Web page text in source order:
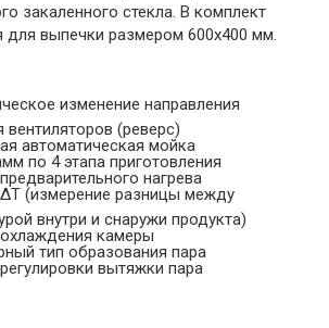
закаленного стекла. В комплект
для выпечки размером 600х400 мм.
изменение направления
(реверс)
автоматическая мойка
по 4 этапа приготовления
нагрева
(измерение разницы между
внутри и снаружи продукта)
камеры
тип образования пара
вытяжки пара